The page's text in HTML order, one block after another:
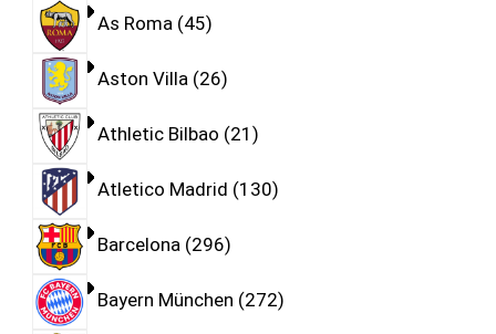
As Roma 45
Aston Villa 26
Athletic Bilbao 21
Atletico Madrid 130
Barcelona 296
Bayern München 272